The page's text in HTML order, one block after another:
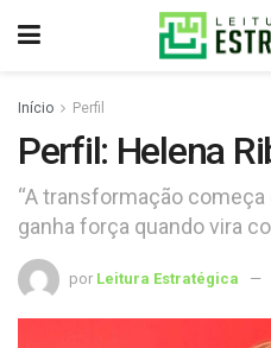
Início Perfil
Perfil: Helena
“A transformação
ganha força quando vira
por Leitura Estratégica